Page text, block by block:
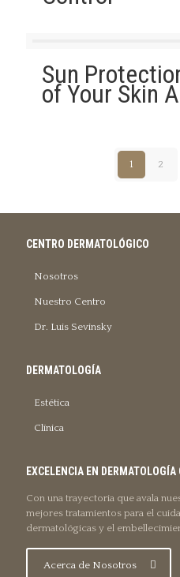
Sun
of Your Skin
1 2
CENTRO DERMATOLÓGICO
Nosotros
Nuestro Centro
Dr. Luis Sevinsky
DERMATOLOGÍA
Estética
Clínica
EXCELENCIA EN
Con una trayectoria que avala
mejores tratamientos para el
dermatológicas y el
Acerca de Nosotros